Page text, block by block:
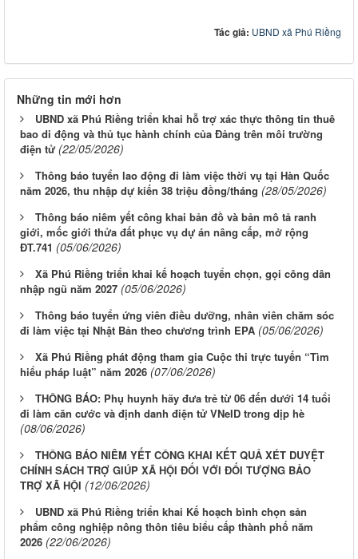
Tác giả: UBND xã Phú Riềng
Những tin mới hơn
UBND xã Phú Riềng triển khai hỗ trợ xác thực thông tin thuê
bao di động và thủ tục hành chính của Đảng trên môi trường
điện tử (22/05/2026)
Thông báo tuyển lao động đi làm việc thời vụ tại Hàn Quốc
năm 2026, thu nhập dự kiến 38 triệu đồng/tháng (28/05/2026)
Thông báo niêm yết công khai bản đồ và bản mô tả ranh
giới, mốc giới thửa đất phục vụ dự án nâng cấp, mở rộng
ĐT.741 (05/06/2026)
Xã Phú Riềng triển khai kế hoạch tuyển chọn, gọi công dân
nhập ngũ năm 2027 (05/06/2026)
Thông báo tuyển ứng viên điều dưỡng, nhân viên chăm sóc
đi làm việc tại Nhật Bản theo chương trình EPA (05/06/2026)
Xã Phú Riềng phát động tham gia Cuộc thi trực tuyến “Tìm
hiểu pháp luật” năm 2026 (07/06/2026)
THÔNG BÁO: Phụ huynh hãy đưa trẻ từ 06 đến dưới 14 tuổi
đi làm căn cước và định danh điện tử VNeID trong dịp hè
(08/06/2026)
THÔNG BÁO NIÊM YẾT CÔNG KHAI KẾT QUẢ XÉT DUYỆT
CHÍNH SÁCH TRỢ GIÚP XÃ HỘI ĐỐI VỚI ĐỐI TƯỢNG BẢO
TRỢ XÃ HỘI (12/06/2026)
UBND xã Phú Riềng triển khai Kế hoạch bình chọn sản
phẩm công nghiệp nông thôn tiêu biểu cấp thành phố năm
2026 (22/06/2026)